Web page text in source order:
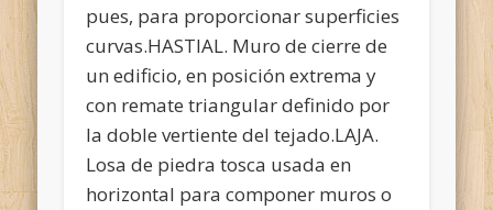
pues, para proporcionar superficies
curvas.HASTIAL. Muro de cierre de
un edificio, en posición extrema y
con remate triangular definido por
la doble vertiente del tejado.LAJA.
Losa de piedra tosca usada en
horizontal para componer muros o